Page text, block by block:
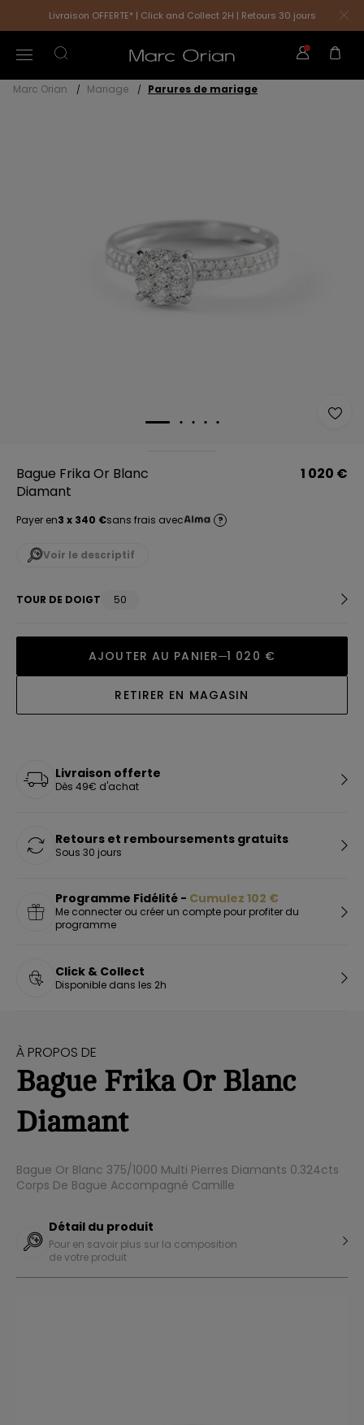
Livraison OFFERTE* | Click and Collect 2H | Retours 30 jours
Marc Orian Mariage Parures de mariage
Bague Frika Or Blanc
Diamant
1 020 €
Payer en3 x 340 €sans frais avec ?
Voir le descriptif
TOUR DE DOIGT 50
AJOUTER AU PANIER 1 020 €
RETIRER EN MAGASIN
Livraison offerte
Dès 49€ d'achat
Retours et remboursements gratuits
Sous 30 jours
Programme Fidélité - Cumulez 102 €
Me connecter ou créer un compte pour profiter du
programme
Click & Collect
Disponible dans les 2h
À PROPOS DE
Bague Frika Or Blanc
Diamant
Bague Or Blanc 375/1000 Multi Pierres Diamants 0.324cts
Corps De Bague Accompagné Camille
Détail du produit
Pour en savoir plus sur la composition
de votre produit